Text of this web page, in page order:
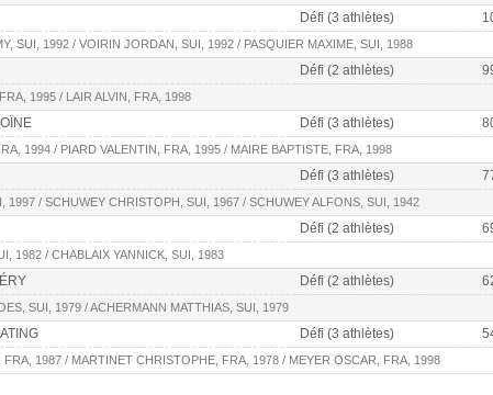
Défi (3 athlètes)
SUI, 1992 / VOIRIN JORDAN, SUI, 1992 / PASQUIER MAXIME, SUI, 1988
Défi (2 athlètes)
1995 / LAIR ALVIN, FRA, 1998
Défi (3 athlètes)
1994 / PIARD VALENTIN, FRA, 1995 / MAIRE BAPTISTE, FRA, 1998
Défi (3 athlètes)
1997 / SCHUWEY CHRISTOPH, SUI, 1967 / SCHUWEY ALFONS, SUI, 1942
Défi (2 athlètes)
1982 / CHABLAIX YANNICK, SUI, 1983
Défi (2 athlètes)
SUI, 1979 / ACHERMANN MATTHIAS, SUI, 1979
Défi (3 athlètes)
FRA, 1987 / MARTINET CHRISTOPHE, FRA, 1978 / MEYER OSCAR, FRA, 1998